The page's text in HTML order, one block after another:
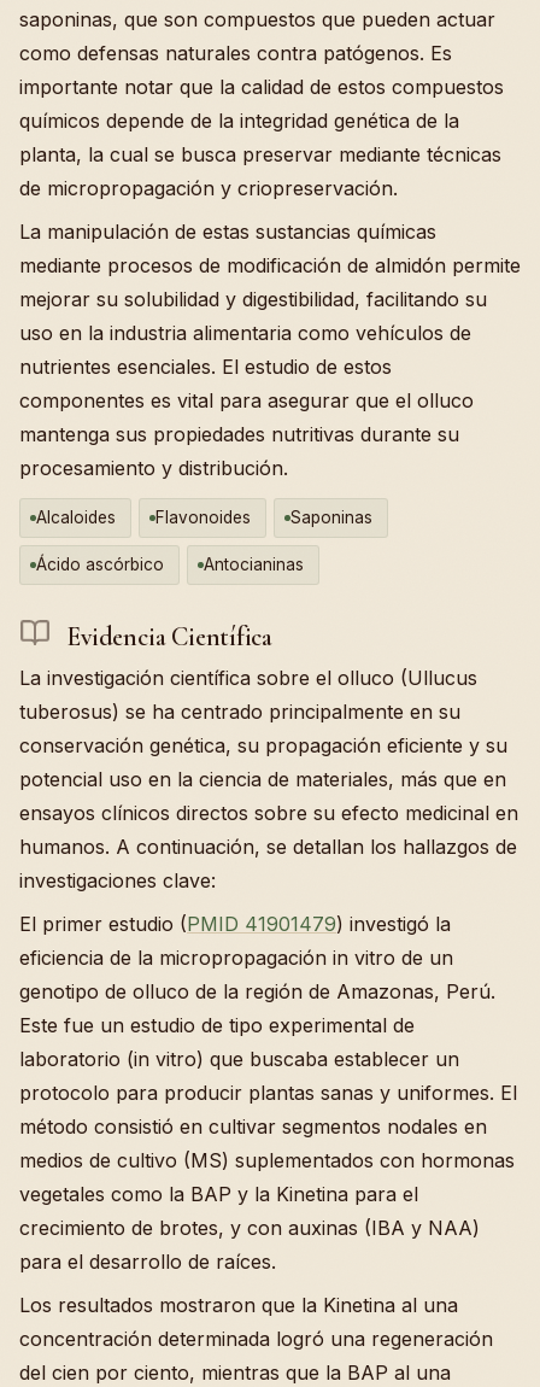
saponinas, que son compuestos que pueden actuar
como defensas naturales contra patógenos. Es
importante notar que la calidad de estos compuestos
químicos depende de la integridad genética de la
planta, la cual se busca preservar mediante técnicas
de micropropagación y criopreservación.
La manipulación de estas sustancias químicas
mediante procesos de modificación de almidón permite
mejorar su solubilidad y digestibilidad, facilitando su
uso en la industria alimentaria como vehículos de
nutrientes esenciales. El estudio de estos
componentes es vital para asegurar que el olluco
mantenga sus propiedades nutritivas durante su
procesamiento y distribución.
Alcaloides Flavonoides Saponinas
Ácido ascórbico Antocianinas
Evidencia Científica
La investigación científica sobre el olluco (Ullucus
tuberosus) se ha centrado principalmente en su
conservación genética, su propagación eficiente y su
potencial uso en la ciencia de materiales, más que en
ensayos clínicos directos sobre su efecto medicinal en
humanos. A continuación, se detallan los hallazgos de
investigaciones clave:
El primer estudio (PMID 41901479) investigó la
eficiencia de la micropropagación in vitro de un
genotipo de olluco de la región de Amazonas, Perú.
Este fue un estudio de tipo experimental de
laboratorio (in vitro) que buscaba establecer un
protocolo para producir plantas sanas y uniformes. El
método consistió en cultivar segmentos nodales en
medios de cultivo (MS) suplementados con hormonas
vegetales como la BAP y la Kinetina para el
crecimiento de brotes, y con auxinas (IBA y NAA)
para el desarrollo de raíces.
Los resultados mostraron que la Kinetina al una
concentración determinada logró una regeneración
del cien por ciento, mientras que la BAP al una